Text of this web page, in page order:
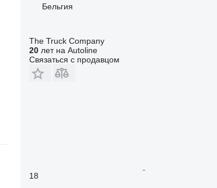
Бельгия
The Truck Company
20лет на Autoline
Связаться с продавцом
18